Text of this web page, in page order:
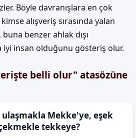
Böyle davranışlara en çok
alışveriş sırasında yalan
benzer ahlak dışı
iyi insan olduğunu gösteriş olur.
belli olur" atasözüne
ulaşmakla Mekke'ye, eşek
tekkeye?